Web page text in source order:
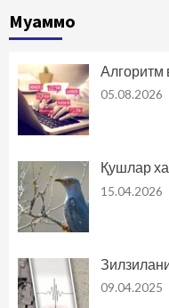
Муаммо
Алгоритм
05.08.2026
Қушлар
15.04.2026
09.04.2025